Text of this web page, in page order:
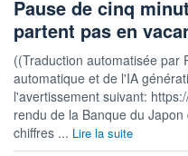
Pause de cinq
partent pas en
((Traduction automatisée par
automatique et de l'IA
l'avertissement suivant:
rendu de la Banque du
chiffres ... Lire la suite